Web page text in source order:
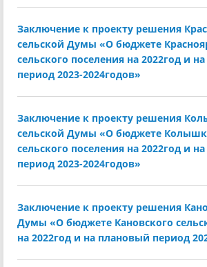
Заключение к проекту решения
сельской Думы «О бюджете
сельского поселения на 2022год и
период 2023-2024годов»
Заключение к проекту решения
сельской Думы «О бюджете
сельского поселения на 2022год и
период 2023-2024годов»
Заключение к проекту решения
Думы «О бюджете Кановского
на 2022год и на плановый период